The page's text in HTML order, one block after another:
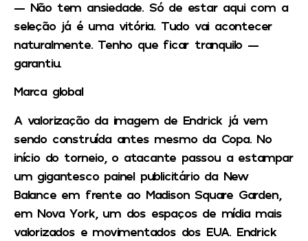
— Não tem ansiedade. Só de estar aqui com a
seleção já é uma vitória. Tudo vai acontecer
naturalmente. Tenho que ficar tranquilo —
garantiu.
Marca global
A valorização da imagem de Endrick já vem
sendo construída antes mesmo da Copa. No
início do torneio, o atacante passou a estampar
um gigantesco painel publicitário da New
Balance em frente ao Madison Square Garden,
em Nova York, um dos espaços de mídia mais
valorizados e movimentados dos EUA. Endrick